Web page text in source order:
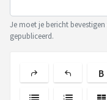
Je moet je bericht
gepubliceerd.